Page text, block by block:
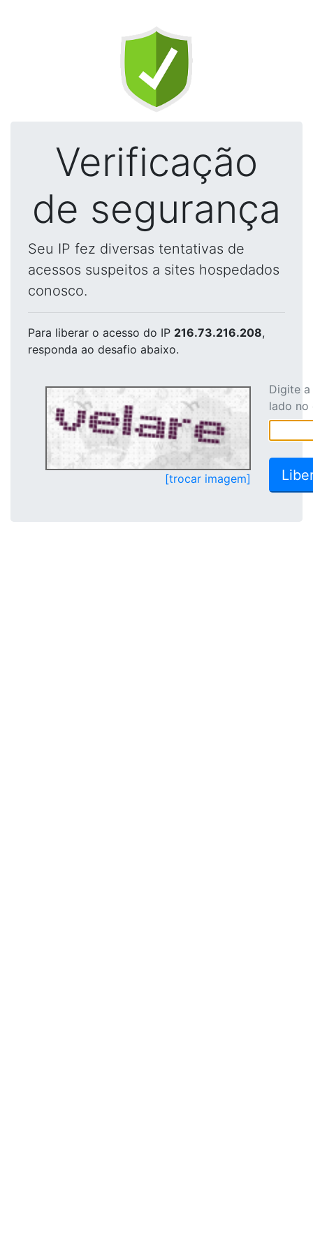
Verificação
de segurança
Seu IP fez diversas tentativas de
acessos suspeitos a sites hospedados
conosco.
Para liberar o acesso do IP 216.73.216.208,
responda ao desafio abaixo.
[trocar imagem]
Digite
lado no